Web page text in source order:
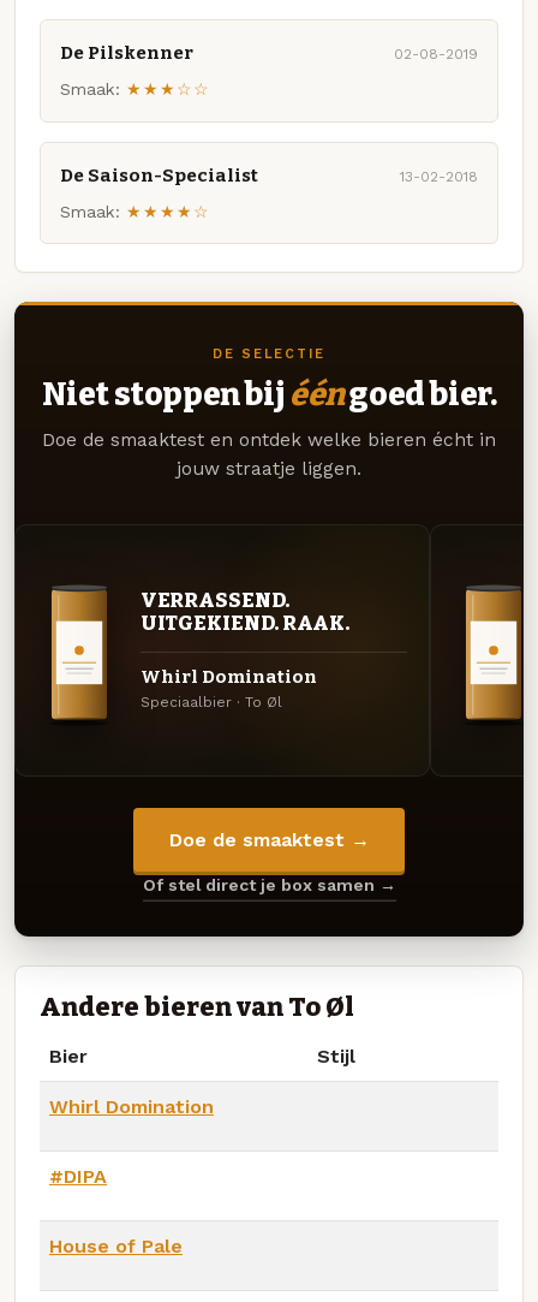
De Pilskenner 02-08-2019
Smaak: ★★★☆☆
De Saison-Specialist 13-02-2018
Smaak: ★★★★☆
DE SELECTIE
Niet stoppen bij ééngoed bier.
Doe de smaaktest en ontdek welke bieren écht in
jouw straatje liggen.
VERRASSEND.
UITGEKIEND. RAAK.
Whirl Domination
Speciaalbier · To Øl
Doe de smaaktest →
Of stel direct je box samen →
Andere bieren van To Øl
Bier Stijl
Whirl Domination
#DIPA
House of Pale